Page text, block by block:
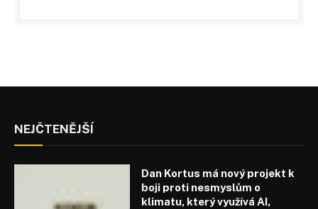
NEJČTENĚJŠÍ
Dan Kortus má nový projekt k
boji proti nesmyslům o
klimatu, který využívá AI,